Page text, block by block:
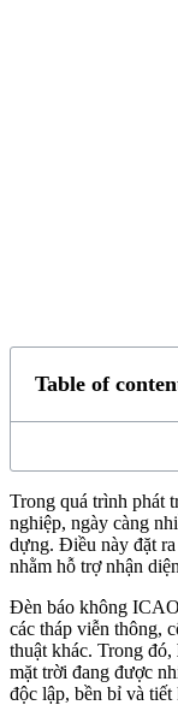
Table of
Trong quá trình phát
nghiệp, ngày càng
dựng. Điều này đặt
nhằm hỗ trợ nhận
Đèn báo không
các tháp viễn thông,
thuật khác. Trong đó,
mặt trời đang được
độc lập, bền bỉ và